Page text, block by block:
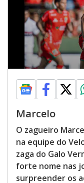
Marcelo
O zagueiro
na equipe do
zaga do Galo
forte nome nas
surpreender os